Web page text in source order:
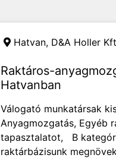
Hatvan, D&A Holler
Raktáros-
Hatvanban
Válogató munkatársak
Anyagmozgatás, Egyéb
tapasztalatot, B
raktárbázisunk